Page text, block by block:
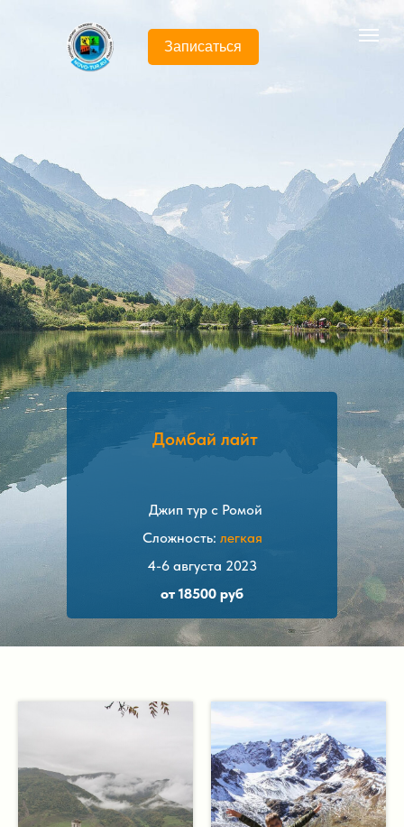
Записаться
Домбай лайт
4-6 августа 2023
Сложность: легкая
Джип тур с Ромой
от 18500 руб